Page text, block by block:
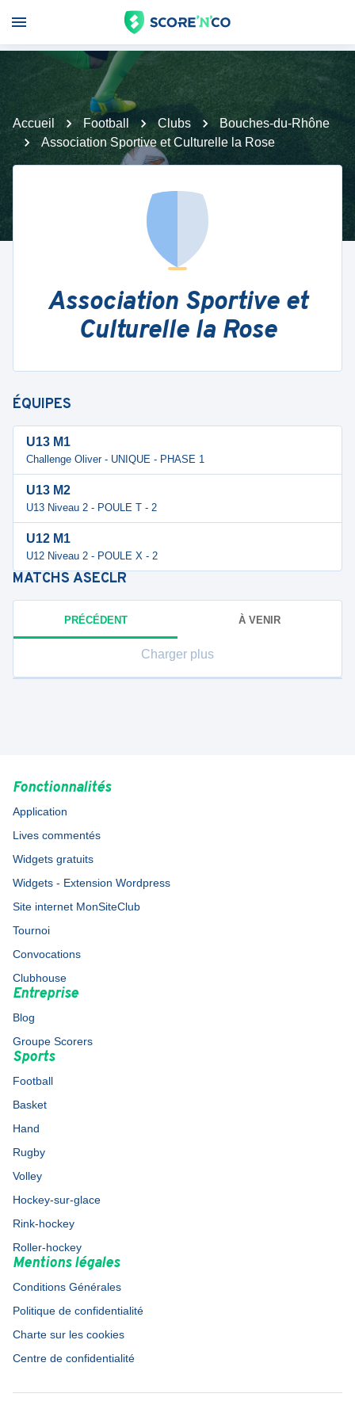
Accueil Football Clubs
Bouches-du-Rhône
Association Sportive et Culturelle la Rose
Association Sportive et
Culturelle la Rose
ÉQUIPES
U13 M1
Challenge Oliver - UNIQUE - PHASE 1
U13 M2
U13 Niveau 2 - POULE T - 2
U12 M1
U12 Niveau 2 - POULE X - 2
MATCHS ASECLR
PRÉCÉDENT À VENIR
Charger plus
Fonctionnalités
Application
Lives commentés
Widgets gratuits
Widgets - Extension Wordpress
Site internet MonSiteClub
Tournoi
Convocations
Clubhouse
Entreprise
Blog
Groupe Scorers
Sports
Football
Basket
Hand
Rugby
Volley
Hockey-sur-glace
Rink-hockey
Roller-hockey
Mentions légales
Conditions Générales
Politique de confidentialité
Charte sur les cookies
Centre de confidentialité